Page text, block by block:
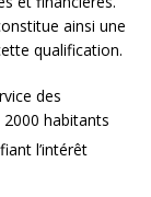
ainsi une
qualification.
des
habitants
l’intérêt